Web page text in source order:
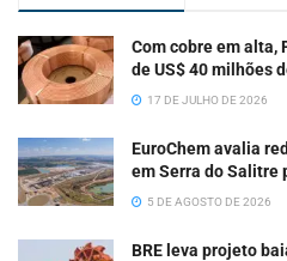
Com cobre em alta,
de US$ 40 milhões
17 DE JULHO DE 2026
EuroChem avalia
em Serra do Salitre
5 DE AGOSTO DE 2026
BRE leva projeto